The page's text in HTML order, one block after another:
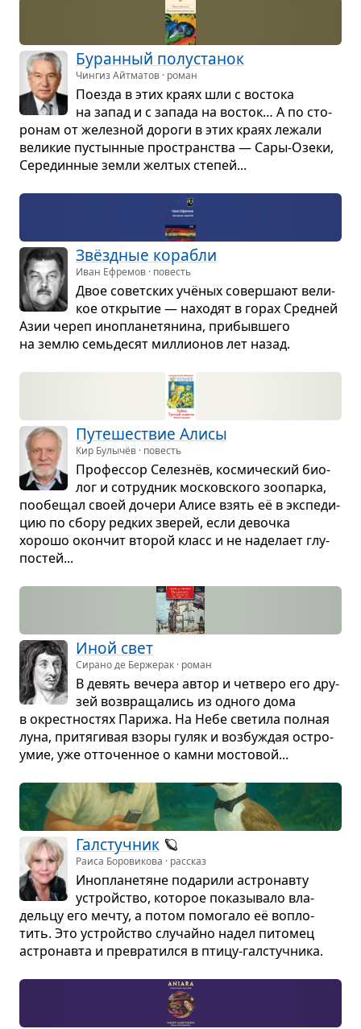
Буран­ный полу­ста­нок
Чингиз Айтматов · роман
Поезда в этих краях шли с вос­тока
на запад и с запада на вос­ток… А по сто­
ро­нам от желез­ной дороги в этих краях лежали
вели­кие пустын­ные про­стран­ства — Сары-Озеки,
Сере­дин­ные земли жел­тых сте­пей...
Звёзд­ные кора­бли
Иван Ефремов · повесть
Двое совет­ских учё­ных совер­шают вели­
кое откры­тие — нахо­дят в горах Сред­ней
Азии череп ино­пла­не­тя­нина, при­быв­шего
на землю семь­де­сят мил­ли­о­нов лет назад.
Путе­ше­ствие Алисы
Кир Булычёв · повесть
Про­фес­сор Селезнёв, кос­ми­че­ский био­
лог и сотруд­ник москов­ского зоо­парка,
пообе­щал своей дочери Алисе взять её в экс­пе­ди­
цию по сбору ред­ких зве­рей, если девочка
хорошо окон­чит вто­рой класс и не наде­лает глу­
по­стей...
Иной свет
Сирано де Бержерак · роман
В девять вечера автор и чет­веро его дру­
зей воз­вра­ща­лись из одного дома
в окрест­но­стях Парижа. На Небе све­тила пол­ная
луна, при­тя­ги­вая взоры гуляк и воз­бу­ждая остро­
умие, уже отто­чен­ное о камни мосто­вой...
Гал­стуч­ник 🪐
Раиса Боровикова · рассказ
Ино­пла­не­тяне пода­рили астро­навту
устройство, кото­рое пока­зы­вало вла­
дельцу его мечту, а потом помо­гало её вопло­
тить. Это устройство слу­чайно надел пито­мец
астро­навта и пре­вра­тился в птицу-гал­стуч­ника.